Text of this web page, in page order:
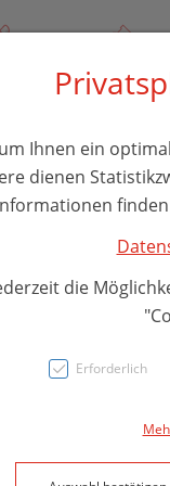
Über uns
Ihnen ein
dienen
die
Erforderlich